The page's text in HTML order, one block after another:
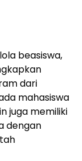
beasiswa,
dari
mahasiswa
juga memiliki
dengan